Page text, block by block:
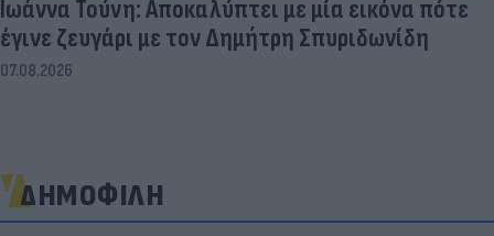
Ιωάννα Τούνη: Αποκαλύπτει με μία εικόνα πότε
έγινε ζευγάρι με τον Δημήτρη Σπυριδωνίδη
07.08.2026
ΔΗΜΟΦΙΛΗ